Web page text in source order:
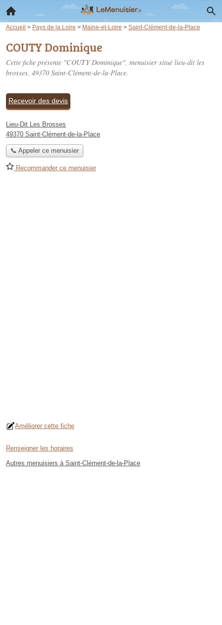
Accueil > Pays de la Loire > Maine-et-Loire > Saint-Clément-de-la-Place
COUTY Dominique
Cette fiche présente "COUTY Dominique", menuisier situé lieu-dit les
brosses, 49370 Saint-Clément-de-la-Place.
Recevoir des devis
Lieu-Dit Les Brosses
49370 Saint-Clément-de-la-Place
📞 Appeler ce menuisier
Recommander ce menuisier
Améliorer cette fiche
Renseigner les horaires
Autres menuisiers à Saint-Clément-de-la-Place